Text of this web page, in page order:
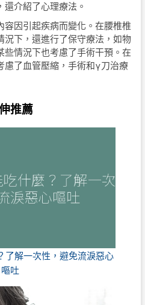
介紹了心理療法。
容因引起疾病而變化。在腰椎椎
況下，還進行了保守療法，如物
些情況下也考慮了手術干預。在
慮了血管壓縮，手術和γ刀治療
推薦
了解一次性，避免流淚惡心
嘔吐